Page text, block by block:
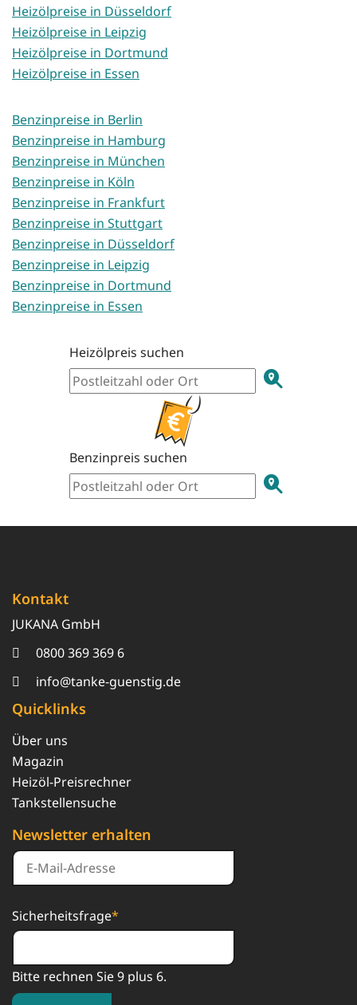
Heizölpreise in Düsseldorf
Heizölpreise in Leipzig
Heizölpreise in Dortmund
Heizölpreise in Essen
Benzinpreise in Berlin
Benzinpreise in Hamburg
Benzinpreise in München
Benzinpreise in Köln
Benzinpreise in Frankfurt
Benzinpreise in Stuttgart
Benzinpreise in Düsseldorf
Benzinpreise in Leipzig
Benzinpreise in Dortmund
Benzinpreise in Essen
Heizölpreis suchen
Benzinpreis suchen
Kontakt
JUKANA GmbH
0800 369 369 6
info@tanke-guenstig.de
Quicklinks
Über uns
Magazin
Heizöl-Preisrechner
Tankstellensuche
Newsletter erhalten
Sicherheitsfrage*
Bitte rechnen Sie 9 plus 6.